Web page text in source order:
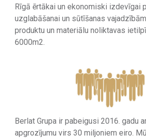
Rīgā ērtākai un ekonomiski izdevīgai
uzglabāšanai un sūtīšanas
produktu un materiālu noliktavas
6000m2.
Berlat Grupa ir pabeigusi 2016. gadu
apgrozījumu virs 30 miljoniem eiro.